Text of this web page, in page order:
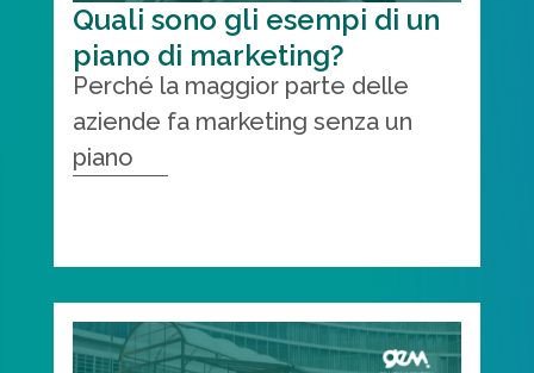
Quali sono gli esempi di un
piano di marketing?
Perché la maggior parte delle
aziende fa marketing senza un
piano